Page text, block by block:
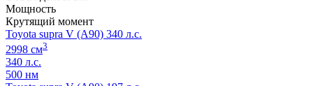
Мощность
Крутящий момент
Toyota supra V (A90) 340 л.с.
2998 см3
340 л.с.
500 нм